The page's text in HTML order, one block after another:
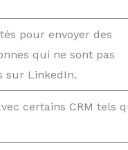
pour envoyer des
qui ne sont pas
sur LinkedIn.
certains CRM tels